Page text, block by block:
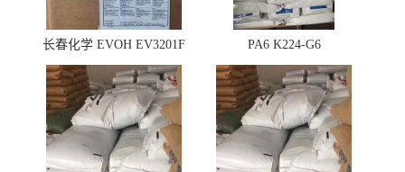
长春化学 EVOH EV3201F PA6 K224-G6